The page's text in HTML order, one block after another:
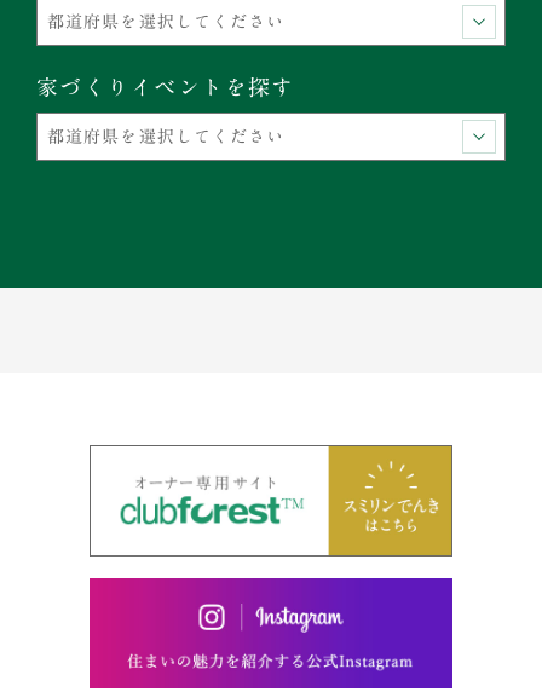
家づくりイベントを探す